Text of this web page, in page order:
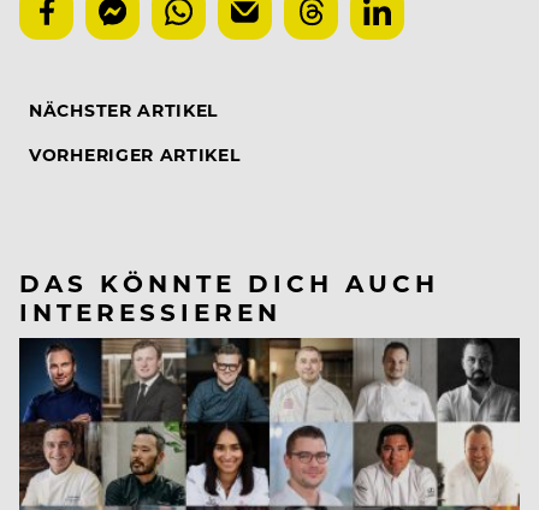
NÄCHSTER ARTIKEL
VORHERIGER ARTIKEL
DAS KÖNNTE DICH AUCH
INTERESSIEREN